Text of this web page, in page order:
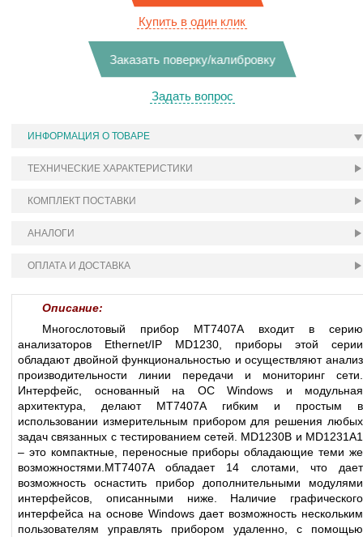
Купить в один клик
Заказать поверку/калибровку
Задать вопрос
ИНФОРМАЦИЯ О ТОВАРЕ
ТЕХНИЧЕСКИЕ ХАРАКТЕРИСТИКИ
КОМПЛЕКТ ПОСТАВКИ
АНАЛОГИ
ОПЛАТА И ДОСТАВКА
Описание:
Многослотовый прибор MT7407A входит в серию
анализаторов Ethernet/IP MD1230, приборы этой серии
обладают двойной функциональностью и осуществляют анализ
производительности линии передачи и мониторинг сети.
Интерфейс, основанный на ОС Windows и модульная
архитектура, делают MT7407A гибким и простым в
использовании измерительным прибором для решения любых
задач связанных с тестированием сетей. MD1230B и MD1231A1
– это компактные, переносные приборы обладающие теми же
возможностями.MT7407A обладает 14 слотами, что дает
возможность оснастить прибор дополнительными модулями
интерфейсов, описанными ниже. Наличие графического
интерфейса на основе Windows дает возможность нескольким
пользователям управлять прибором удаленно, с помощью